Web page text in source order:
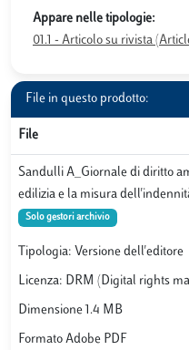
Appare nelle tipologie:
01.1 - Articolo su rivista
File in questo prodotto:
File
Sandulli A_Giornale di diritto
edilizia e la misura
Solo gestori archivio
Tipologia: Versione dell'editore
Licenza: DRM (Digital rights
Dimensione 1.4 MB
Formato Adobe PDF